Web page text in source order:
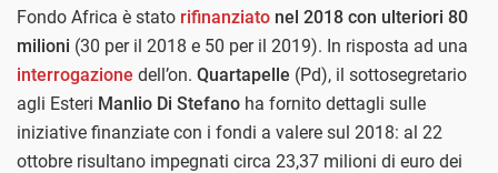
Fondo Africa è stato rifinanziato nel 2018 con ulteriori 80
milioni (30 per il 2018 e 50 per il 2019). In risposta ad una
interrogazione dell’on. Quartapelle (Pd), il sottosegretario
agli Esteri Manlio Di Stefano ha fornito dettagli sulle
iniziative finanziate con i fondi a valere sul 2018: al 22
ottobre risultano impegnati circa 23,37 milioni di euro dei